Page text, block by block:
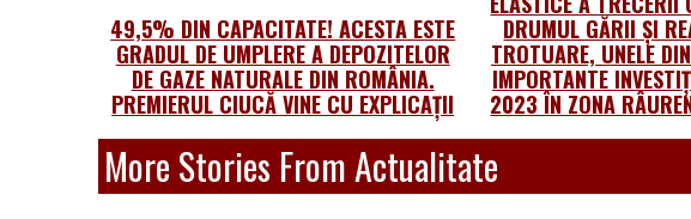
49,5% DIN CAPACITATE! ACESTA ESTE
GRADUL DE UMPLERE A DEPOZITELOR
DE GAZE NATURALE DIN ROMÂNIA.
PREMIERUL CIUCĂ VINE CU EXPLICAȚII
DRUMUL GĂRII ȘI
TROTUARE, UNELE
IMPORTANTE
2023 ÎN ZONA
More Stories From Actualitate